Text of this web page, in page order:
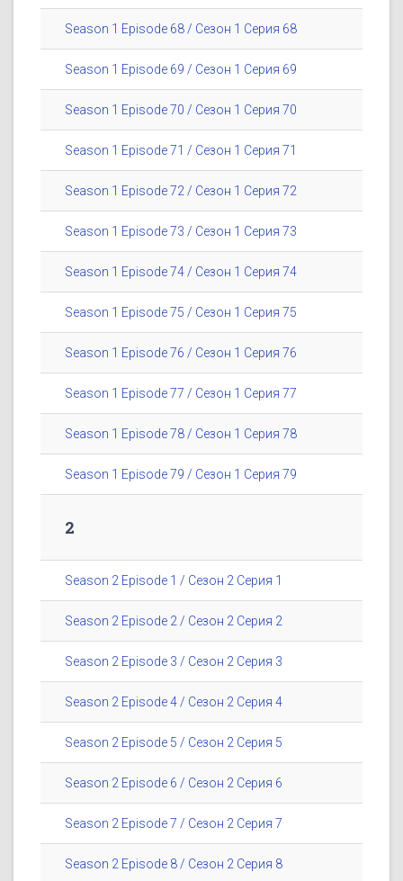
Season 1 Episode 68 / Сезон 1 Серия 68
Season 1 Episode 69 / Сезон 1 Серия 69
Season 1 Episode 70 / Сезон 1 Серия 70
Season 1 Episode 71 / Сезон 1 Серия 71
Season 1 Episode 72 / Сезон 1 Серия 72
Season 1 Episode 73 / Сезон 1 Серия 73
Season 1 Episode 74 / Сезон 1 Серия 74
Season 1 Episode 75 / Сезон 1 Серия 75
Season 1 Episode 76 / Сезон 1 Серия 76
Season 1 Episode 77 / Сезон 1 Серия 77
Season 1 Episode 78 / Сезон 1 Серия 78
Season 1 Episode 79 / Сезон 1 Серия 79
2
Season 2 Episode 1 / Сезон 2 Серия 1
Season 2 Episode 2 / Сезон 2 Серия 2
Season 2 Episode 3 / Сезон 2 Серия 3
Season 2 Episode 4 / Сезон 2 Серия 4
Season 2 Episode 5 / Сезон 2 Серия 5
Season 2 Episode 6 / Сезон 2 Серия 6
Season 2 Episode 7 / Сезон 2 Серия 7
Season 2 Episode 8 / Сезон 2 Серия 8